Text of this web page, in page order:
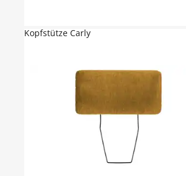
Kopfstütze Carly